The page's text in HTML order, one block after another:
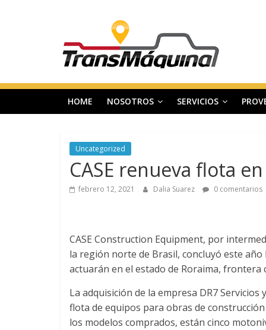
r
a
n
s
m
q
u
HOME NOSOTROS SERVICIOS
Uncategorized
CASE renueva flota
febrero 12, 2021 Dalia Suarez 0 comentarios
CASE Construction Equipment, por
la región norte de Brasil, concluyó este
actuarán en el estado de Roraima, frontera
La adquisición de la empresa DR7
flota de equipos para obras de
los modelos comprados, están cinco